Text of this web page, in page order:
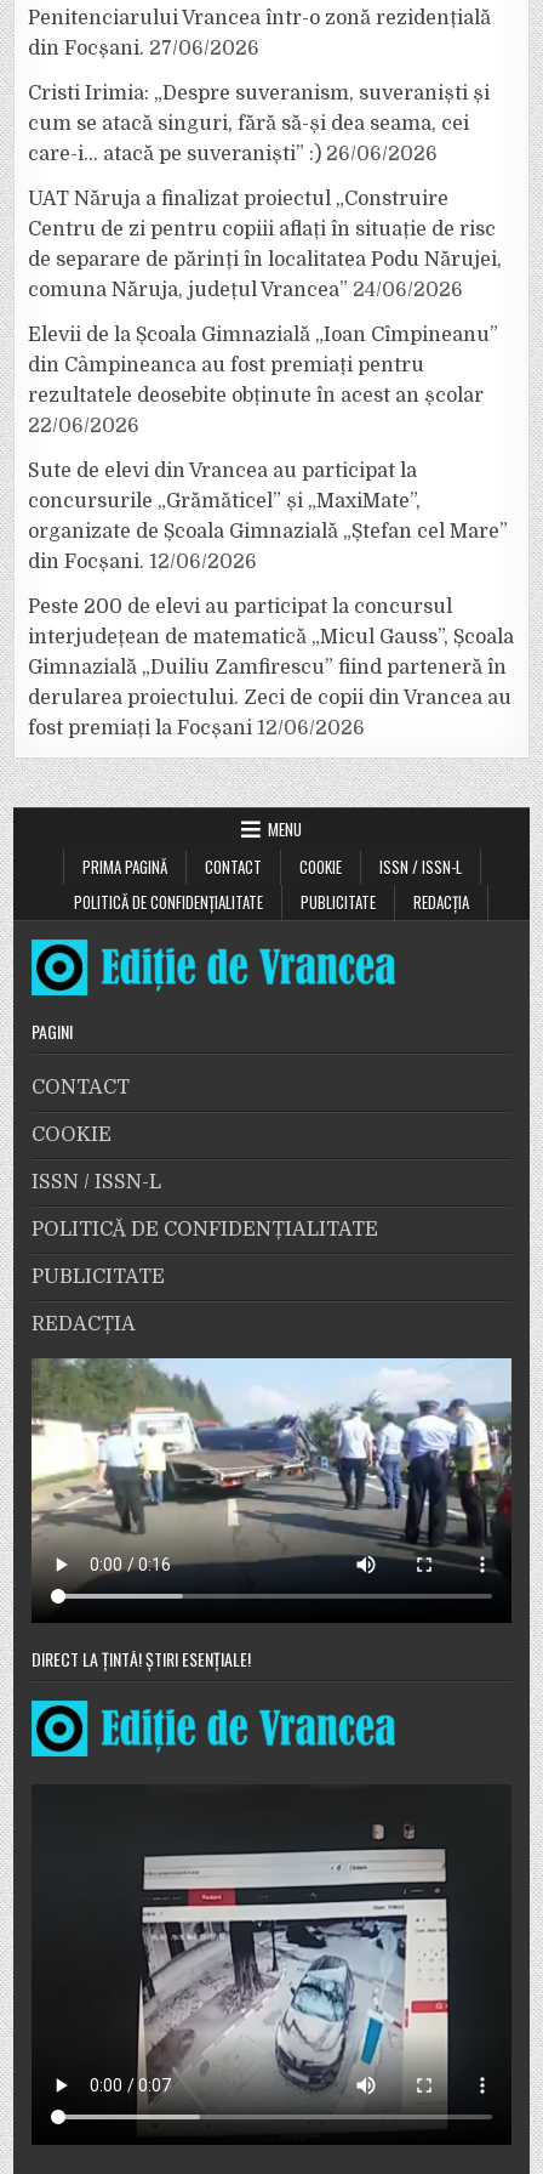
Penitenciarului Vrancea într-o zonă rezidențială
din Focșani. 27/06/2026
Cristi Irimia: „Despre suveranism, suveraniști și
cum se atacă singuri, fără să-și dea seama, cei
care-i… atacă pe suveraniști” :) 26/06/2026
UAT Năruja a finalizat proiectul „Construire
Centru de zi pentru copiii aflați în situație de risc
de separare de părinți în localitatea Podu Nărujei,
comuna Năruja, județul Vrancea” 24/06/2026
Elevii de la Școala Gimnazială „Ioan Cîmpineanu”
din Câmpineanca au fost premiați pentru
rezultatele deosebite obținute în acest an școlar
22/06/2026
Sute de elevi din Vrancea au participat la
concursurile „Grămăticel” și „MaxiMate”,
organizate de Școala Gimnazială „Ștefan cel Mare”
din Focșani. 12/06/2026
Peste 200 de elevi au participat la concursul
interjudețean de matematică „Micul Gauss”, Școala
Gimnazială „Duiliu Zamfirescu” fiind parteneră în
derularea proiectului. Zeci de copii din Vrancea au
fost premiați la Focșani 12/06/2026
MENU
PRIMA PAGINĂ
CONTACT COOKIE
ISSN / ISSN-L
POLITICĂ DE CONFIDENȚIALITATE
PUBLICITATE REDACȚIA
PAGINI
CONTACT
COOKIE
ISSN / ISSN-L
POLITICĂ DE CONFIDENȚIALITATE
PUBLICITATE
REDACȚIA
DIRECT LA ȚINTĂ! ȘTIRI ESENȚIALE!